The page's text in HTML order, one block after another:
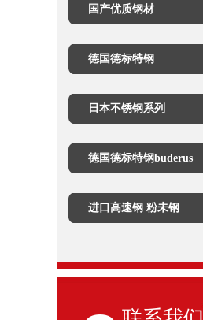
国产优质钢材
德国德标特钢
日本不锈钢系列
德国德标特钢buderus
进口高速钢 粉未钢